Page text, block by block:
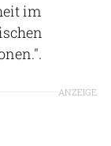
im
ANZEIGE